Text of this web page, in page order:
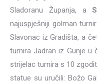
Sladoranu Županja, a
najuspješniji golman
Slavonac iz Gradišta, a
turnira Jadran iz Gunje u
strijelac turnira s 10
statue su uručili: Božo